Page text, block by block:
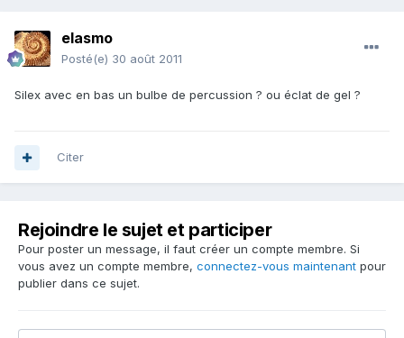
elasmo
Posté(e) 30 août 2011
Silex avec en bas un bulbe de percussion ? ou éclat de gel ?
Citer
Rejoindre le sujet et participer
Pour poster un message, il faut créer un compte membre. Si
vous avez un compte membre, connectez-vous maintenant pour
publier dans ce sujet.